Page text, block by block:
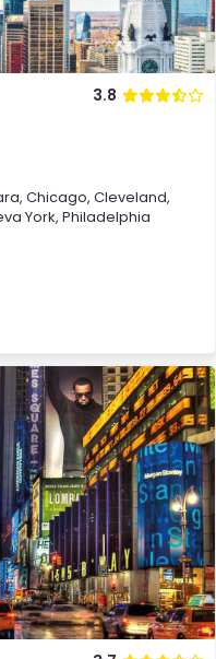
3.8
, Chicago, Cleveland,
York, Philadelphia